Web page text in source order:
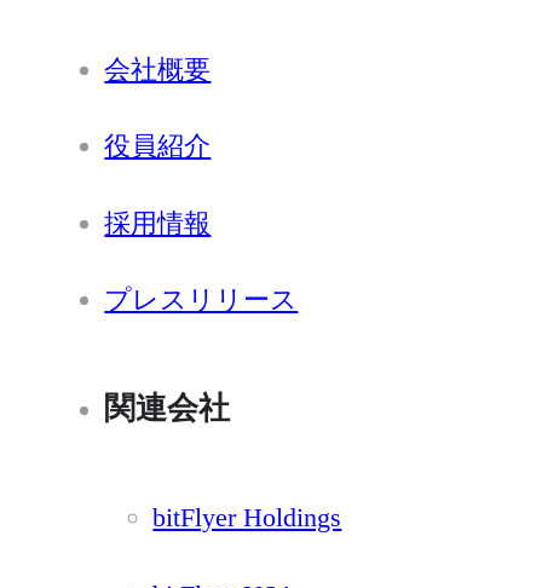
会社概要
役員紹介
採用情報
プレスリリース
関連会社
bitFlyer Holdings